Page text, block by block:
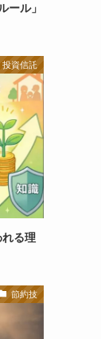
ール」
投資信託
る理
節約技